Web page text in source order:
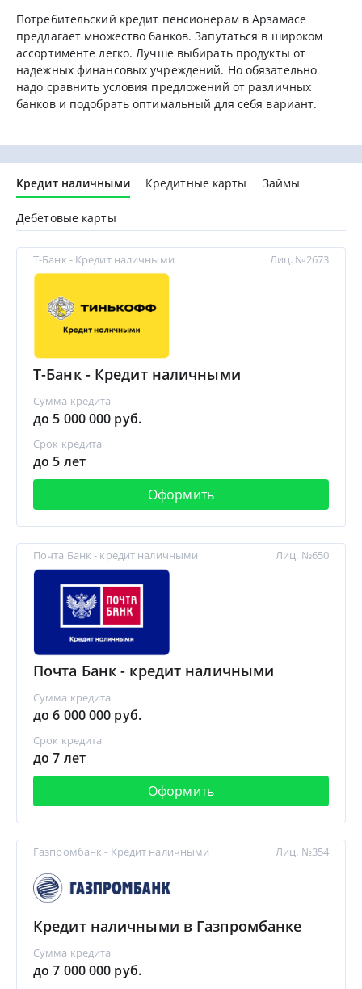
Потребительский кредит пенсионерам в Арзамасе
предлагает множество банков. Запутаться в широком
ассортименте легко. Лучше выбирать продукты от
надежных финансовых учреждений. Но обязательно
надо сравнить условия предложений от различных
банков и подобрать оптимальный для себя вариант.
Кредит наличными Кредитные карты Займы
Дебетовые карты
Т-Банк - Кредит наличными
Т-Банк - Кредит наличными
Сумма кредита
до 5 000 000 руб.
Срок кредита
до 5 лет
Оформить
Лиц. №2673
Почта Банк - кредит наличными
Почта Банк - кредит наличными
Сумма кредита
до 6 000 000 руб.
Срок кредита
до 7 лет
Оформить
Лиц. №650
Газпромбанк - Кредит наличными
Кредит наличными в Газпромбанке
Сумма кредита
до 7 000 000 руб.
Лиц. №354